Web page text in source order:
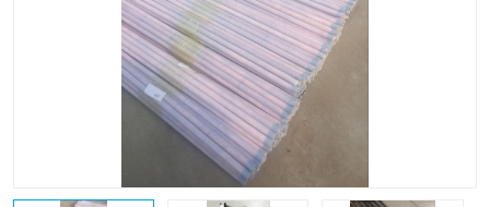
液氨液位计 物位计
油量传感器 测漏仪
锅炉水位计
智能锅炉水位计 电容液位计